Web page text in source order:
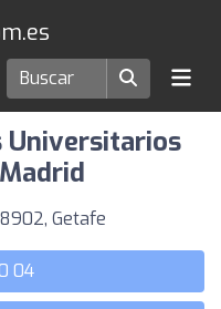
en Getafe
Universitarios
Getafe
04